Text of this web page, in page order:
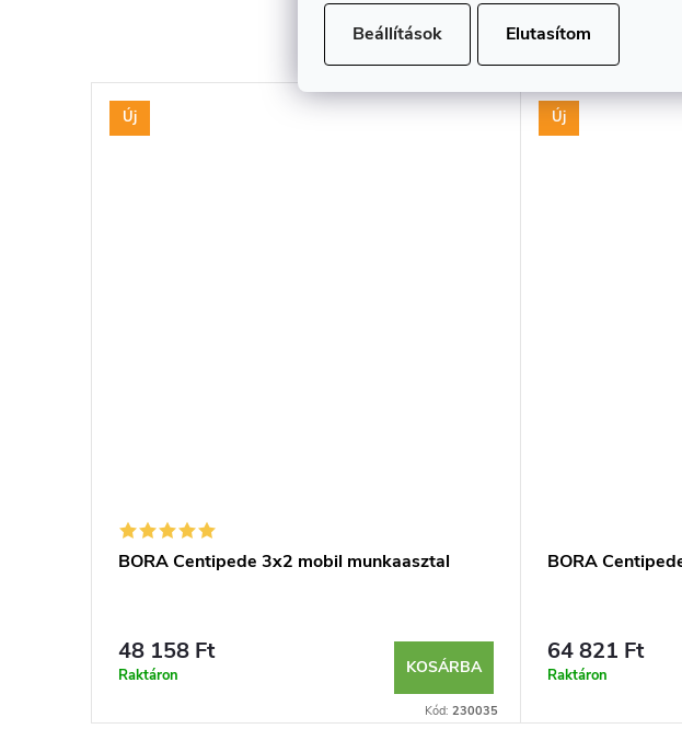
Beállítások Elutasítom
Új
BORA Centipede 3x2 mobil munkaasztal
48 158 Ft
Raktáron KOSÁRBA
Kód: 230035
Új
BORA
64 821 Ft
Raktáron